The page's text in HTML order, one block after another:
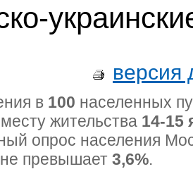
версия
в 100 населенных
жительства 14-15
опрос населения
превышает 3,6%.